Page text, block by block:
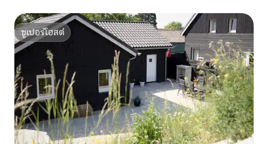
ซูเปอร์โฮสต์
ซูเปอร์โฮสต์